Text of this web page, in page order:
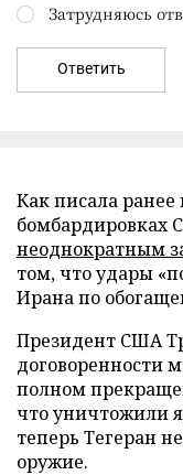
Затрудняюсь
Ответить
Как писала
бомбардировках
неоднократным
том, что удары
Ирана по
Президент США
договоренности
полном
что уничтожили
теперь Тегеран
оружие.